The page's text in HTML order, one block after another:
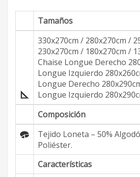
Tamaños
330x270cm / 280x270cm /
230x270cm / 180x270cm /
Chaise Longue Derecho
Longue Izquierdo
Longue Derecho
Longue Izquierdo
Composición
Tejido Loneta – 50%
Poliéster.
Características